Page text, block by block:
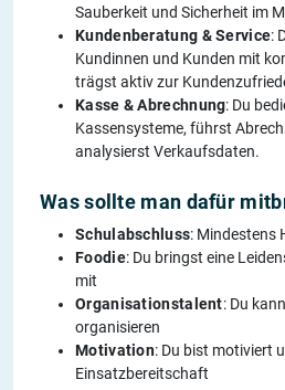
Sauberkeit und Sicherheit im
Kundenberatung & Service:
Kundinnen und Kunden mit
trägst aktiv zur
Kasse & Abrechnung: Du
Kassensysteme, führst
analysierst Verkaufsdaten.
Was sollte man dafür
Schulabschluss: Mindestens
Foodie: Du bringst eine
mit
Organisationstalent: Du
organisieren
Motivation: Du bist motiviert
Einsatzbereitschaft